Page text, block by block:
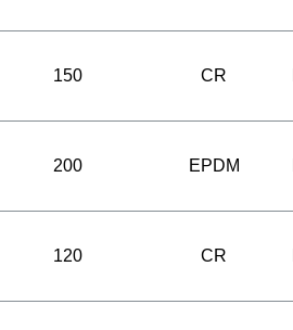
150 CR
200 EPDM
120 CR